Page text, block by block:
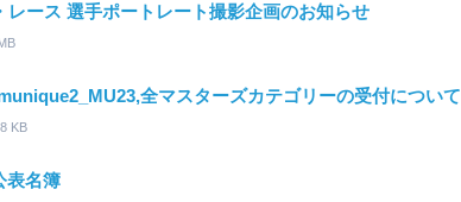
レース 選手ポートレート撮影企画のお知らせ
全マスターズカテゴリーの受付について
KB
表名簿